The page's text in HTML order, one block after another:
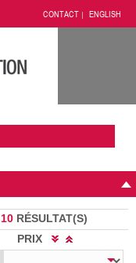
CONTACT ENGLISH
10 RÉSULTAT(S)
PRIX